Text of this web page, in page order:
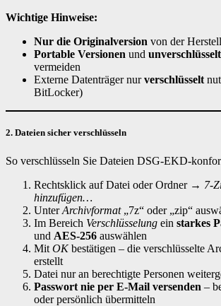
Wichtige Hinweise:
Nur die Originalversion von der
Portable Versionen und
vermeiden
Externe Datenträger nurverschlüsselt
BitLocker)
2. Dateien sicher verschlüsseln
So verschlüsseln Sie Dateien DSG-EKD-
Rechtsklick auf Datei oder Ordner → 7-
hinzufügen…
UnterArchivformat„7z“ oder „zip“
Im Bereich Verschlüsselung ein starkes
und AES-256 auswählen
Mit OKbestätigen – die verschlüsselte
erstellt
Datei nur an berechtigte Personen
Passwort nie per E-Mail versenden –
oder persönlich übermitteln